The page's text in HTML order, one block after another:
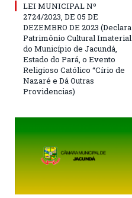
LEI MUNICIPAL Nº
2724/2023, DE 05 DE
DEZEMBRO DE 2023 (Declara
Patrimônio Cultural Imaterial
do Município de Jacundá,
Estado do Pará, o Evento
Religioso Católico “Círio de
Nazaré e Dá Outras
Providencias)